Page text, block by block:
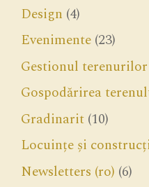
Design (4)
Evenimente (23)
Gestionul
Gospodărirea
Gradinarit (10)
Locuințe și
Newsletters (ro) (6)